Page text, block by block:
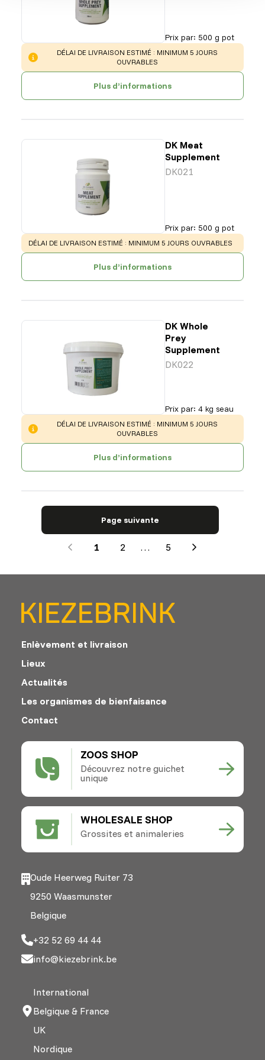
Prix par: 500 g pot
WARNING:
DÉLAI DE LIVRAISON ESTIMÉ : MINIMUM 5 JOURS
OUVRABLES
Plus d’informations
DK Meat
Supplement
DK021
Prix par: 500 g pot
WARNING
DÉLAI DE LIVRAISON ESTIMÉ : MINIMUM 5 JOURS OUVRABLES
Plus d’informations
DK Whole
Prey
Supplement
DK022
Prix par: 4 kg seau
WARNING:
DÉLAI DE LIVRAISON ESTIMÉ : MINIMUM 5 JOURS
OUVRABLES
Plus d’informations
Page suivante
1 2 … 5
Next
ZOOS SHOP
Découvrez notre guichet
unique
WHOLESALE SHOP
Grossites et animaleries
Enlèvement et livraison
Lieux
Actualités
Les organismes de bienfaisance
Contact
Oude Heerweg Ruiter 73
9250 Waasmunster
Belgique
+32 52 69 44 44
info@kiezebrink.be
International
Belgique & France
UK
Nordique